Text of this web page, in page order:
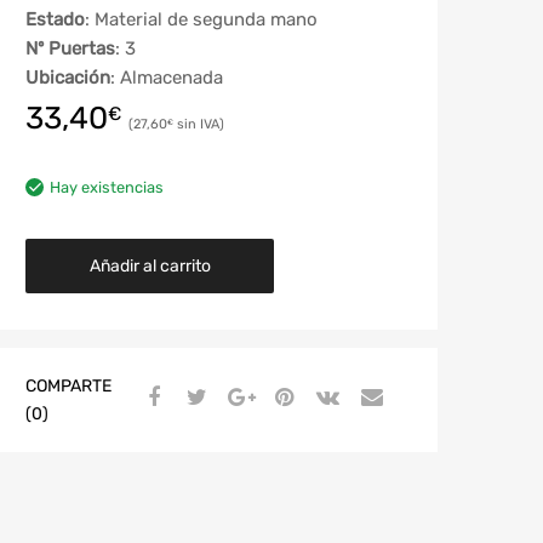
Estado: Material de segunda mano
Nº Puertas: 3
Ubicación: Almacenada
33,40€ 27,60€
Hay existencias
Añadir al carrito
COMPARTE
(0)